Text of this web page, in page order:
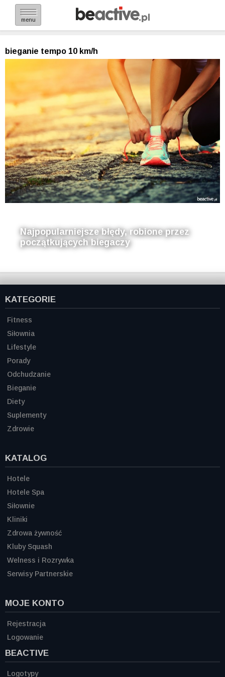
menu
bieganie tempo 10 km/h
Najpopularniejsze błędy, robione przez
początkujących biegaczy
KATEGORIE
Fitness
Siłownia
Lifestyle
Porady
Odchudzanie
Bieganie
Diety
Suplementy
Zdrowie
KATALOG
Hotele
Hotele Spa
Siłownie
Kliniki
Zdrowa żywność
Kluby Squash
Welness i Rozrywka
Serwisy Partnerskie
MOJE KONTO
Rejestracja
Logowanie
BEACTIVE
Logotypy